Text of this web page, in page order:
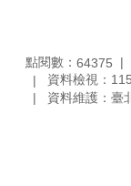
點閱數： 64375
資料檢視：
資料維護：臺